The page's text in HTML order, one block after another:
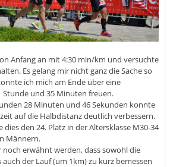
Anfang an mit 4:30 min/km und versuchte
Es gelang mir nicht ganz die Sache so
ich mich am Ende über eine
und 35 Minuten freuen.
28 Minuten und 46 Sekunden konnte
auf die Halbdistanz deutlich verbessern.
den 24. Platz in der Altersklasse M30-34
Männern.
noch erwähnt werden, dass sowohl die
auch der Lauf (um 1km) zu kurz bemessen